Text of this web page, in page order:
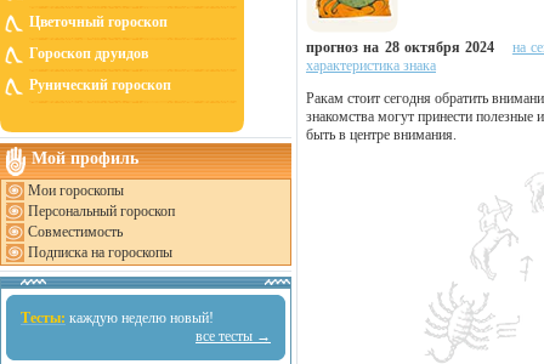
Цветочный гороскоп
Гороскоп друидов
Рунический гороскоп
Мой профиль
Мои гороскопы
Персональный гороскоп
Совместимость
Подписка на гороскопы
Тесты: каждую неделю новый!
все тесты →
прогноз на 28 октября 2024
на
характеристика знака
Ракам стоит сегодня обратить
знакомства могут принести
быть в центре внимания.